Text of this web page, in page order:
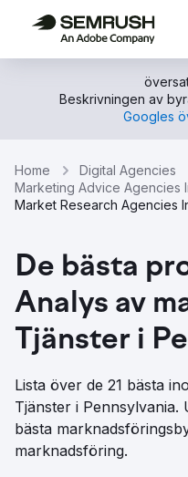
Beskrivningen av
Googles
Home Digital Agencies
Marketing Advice Agencies
Market Research Agencies
De bästa
Analys av
Tjänster i
Lista över de 21 bästa
Tjänster i
bästa
marknadsföring.